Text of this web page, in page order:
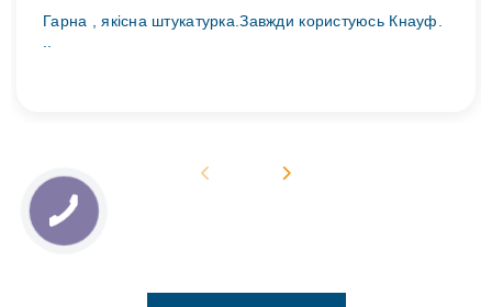
Гарна , якісна штукатурка.Завжди користуюсь Кнауф.
..